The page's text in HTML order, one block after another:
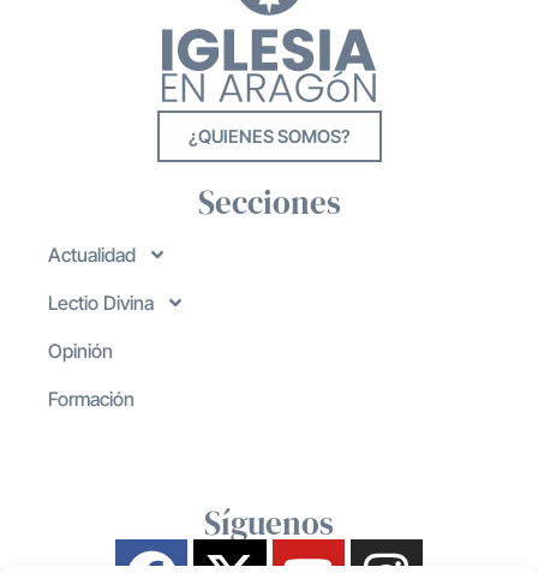
¿QUIENES SOMOS?
Secciones
Actualidad
Lectio Divina
Opinión
Formación
Síguenos